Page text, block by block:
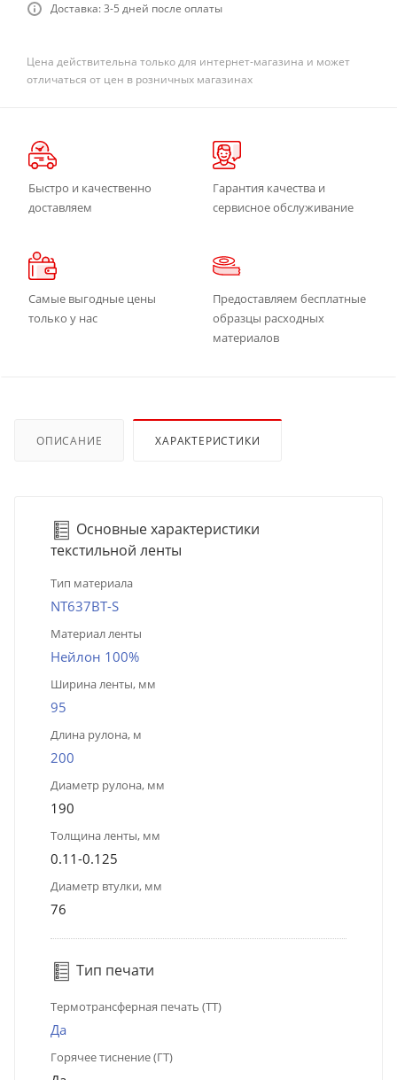
Доставка: 3-5 дней после оплаты
Цена действительна только для интернет-магазина и может
отличаться от цен в розничных магазинах
Быстро и качественно
доставляем
Гарантия качества и
сервисное обслуживание
Самые выгодные цены
только у нас
Предоставляем бесплатные
образцы расходных
материалов
ОПИСАНИЕ ХАРАКТЕРИСТИКИ
Основные характеристики
текстильной ленты
Тип материала
NT637BT-S
Материал ленты
Нейлон 100%
Ширина ленты, мм
95
Длина рулона, м
200
Диаметр рулона, мм
190
Толщина ленты, мм
0.11-0.125
Диаметр втулки, мм
76
Тип печати
Термотрансферная печать (ТТ)
Да
Горячее тиснение (ГТ)